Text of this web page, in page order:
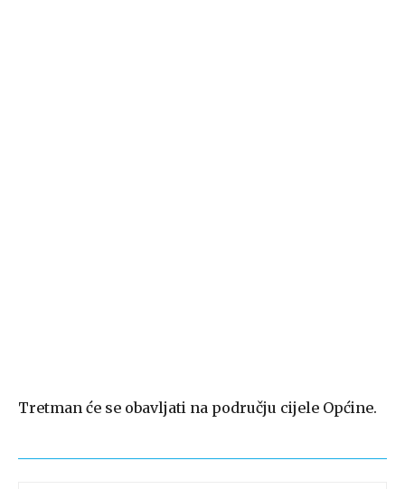
Tretman će se obavljati na području cijele Općine.